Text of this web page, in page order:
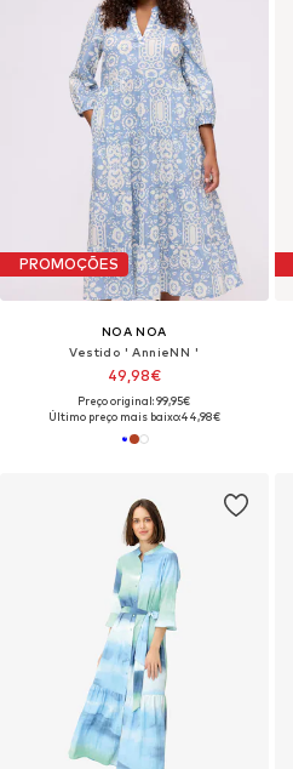
PROMOÇÕES
NOA NOA
Vestido ' AnnieNN '
49,98€
Preço original: 99,95€
Último preço mais baixo:44,98€